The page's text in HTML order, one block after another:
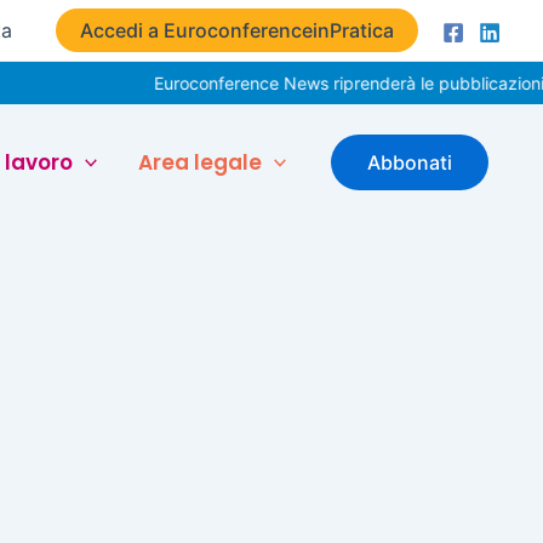
Accedi a EuroconferenceinPratica
Euroconference News riprenderà le pubblicazioni
lavoro Area legale Abbonati